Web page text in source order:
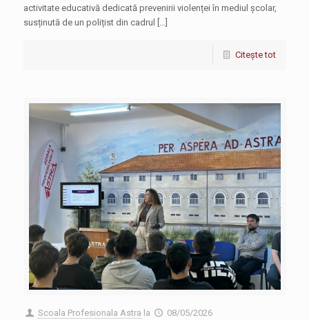
activitate educativă dedicată prevenirii violenței în mediul școlar,
susținută de un polițist din cadrul […]
Citește tot
Scoala Profesionala Astra la 08/05/2026